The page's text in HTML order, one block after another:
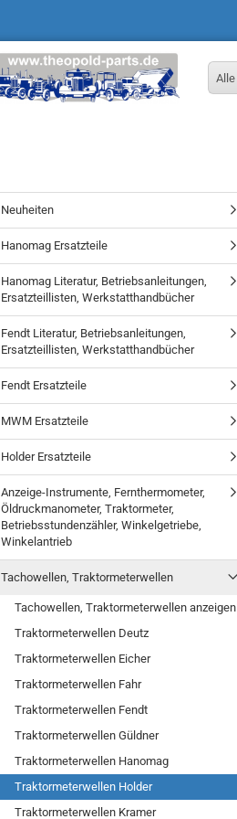
Alle
Neuheiten
Hanomag Ersatzteile
Hanomag Literatur, Betriebsanleitungen,
Ersatzteillisten, Werkstatthandbücher
Fendt Literatur, Betriebsanleitungen,
Ersatzteillisten, Werkstatthandbücher
Fendt Ersatzteile
MWM Ersatzteile
Holder Ersatzteile
Anzeige-Instrumente, Fernthermometer,
Öldruckmanometer, Traktormeter,
Betriebsstundenzähler, Winkelgetriebe,
Winkelantrieb
Tachowellen, Traktormeterwellen
Tachowellen, Traktormeterwellen anzeigen
Traktormeterwellen Deutz
Traktormeterwellen Eicher
Traktormeterwellen Fahr
Traktormeterwellen Fendt
Traktormeterwellen Güldner
Traktormeterwellen Hanomag
Traktormeterwellen Holder
Traktormeterwellen Kramer